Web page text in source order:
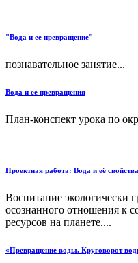
"Вода и ее превращение"
познавательное занятие...
Вода и ее превращения
План-конспект урока по
Проектная работа: Вода и её
Воспитание экологически
осознанного отношения к
ресурсов на планете....
«Превращение воды. Круговорот